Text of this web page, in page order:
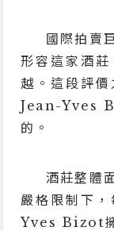
國際拍賣
形容這家酒
越。這段評
Jean-Yves
的。
酒莊整體
嚴格限制下
Yves Bizot擁